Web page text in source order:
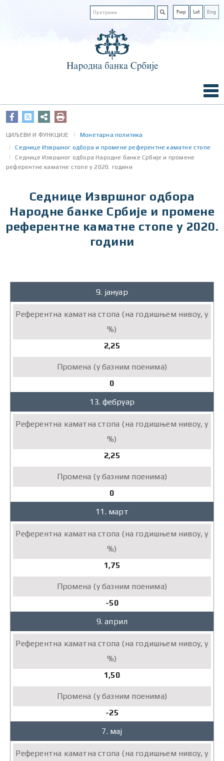
Ћир Lat Eng
ЦИЉЕВИ И ФУНКЦИЈЕ
Монетарна политика
Седнице Извршног одбора и промене референтне каматне стопе
Седнице Извршног одбора Народне банке Србије и промене
референтне каматне стопе у 2020. години
Седнице Извршног одбора
Народне банке Србије и промене
референтне каматне стопе у 2020.
години
Референтна
каматна
(на
у
(у
базним
9. јануар
2,25
0
13. фебруар
2,25
0
11. март
1,75
-50
9. април
1,50
-25
7. мај